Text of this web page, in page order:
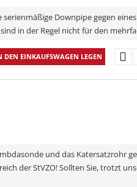
serienmäßige Downpipe gegen
in der Regel nicht für den
DEN EINKAUFSWAGEN LEGEN
und das Katersatzrohr
der StVZO! Sollten Sie, trotzt